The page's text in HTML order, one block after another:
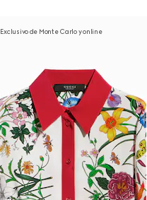
Exclusivo de Monte Carlo y online